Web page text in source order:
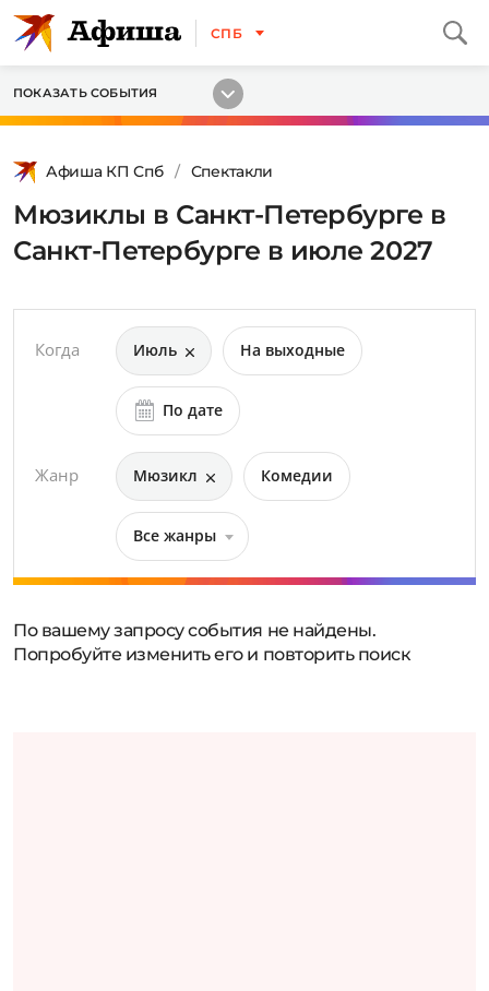
СПБ
ПОКАЗАТЬ СОБЫТИЯ
Афиша КП Спб Спектакли
Мюзиклы в Санкт-Петербурге в
Санкт-Петербурге в июле 2027
Когда Июль На выходные
По дате
Жанр Мюзикл Комедии
Все жанры
По вашему запросу события не найдены.
Попробуйте изменить его и повторить поиск